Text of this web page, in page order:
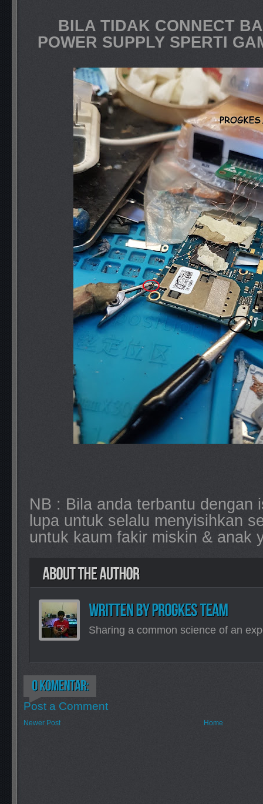
BILA TIDAK CONNECT
POWER SUPPLY SPERTI
NB : Bila anda terbantu dengan
lupa untuk selalu menyisihkan
untuk kaum fakir miskin & anak
Sharing a common science of an
Post a Comment
Newer Post Home